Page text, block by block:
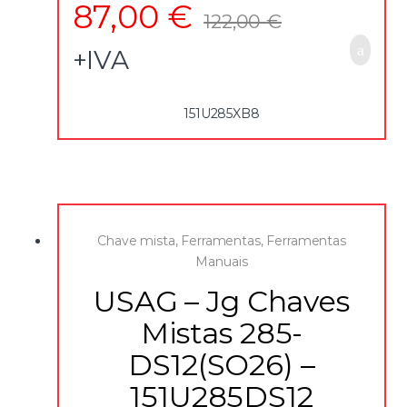
87,00 € 122,00€
+IVA
151U285XB8
Chave mista, Ferramentas, Ferramentas
Manuais
USAG – Jg Chaves
Mistas 285-
DS12(SO26) –
151U285DS12